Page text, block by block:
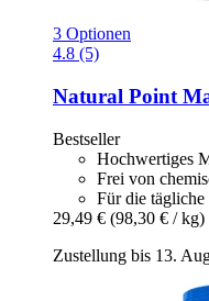
3 Optionen
4.8 (5)
Natural Point
Bestseller
Hochwertiges
Frei von
Für die tägliche
29,49 € (98,30 € / kg)
Zustellung bis 13.